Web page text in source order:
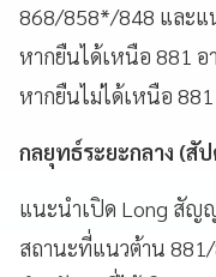
868/858*/848 และ
หากยืนได้เหนือ 881
หากยืนไม่ได้เหนือ
กลยุทธ์ระยะกลาง (สั
แนะนำเปิด Long สัญ
สถานะที่แนวต้าน